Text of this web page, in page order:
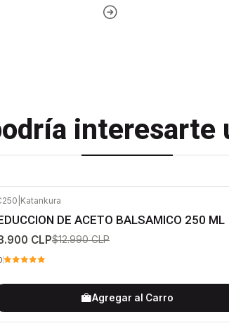
interesarte
Katankura
DE ACETO BALSAMICO 250 ML
CLP$12.990 CLP
Agregar al Carro